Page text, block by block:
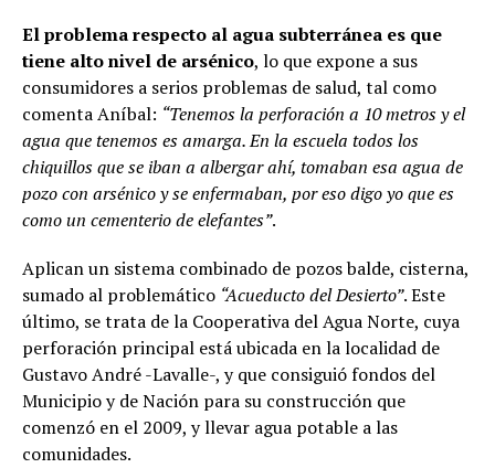
El problema respecto al agua subterránea es que
tiene alto nivel de arsénico, lo que expone a sus
consumidores a serios problemas de salud, tal como
comenta Aníbal: “Tenemos la perforación a 10 metros y el
agua que tenemos es amarga. En la escuela todos los
chiquillos que se iban a albergar ahí, tomaban esa agua de
pozo con arsénico y se enfermaban, por eso digo yo que es
como un cementerio de elefantes”.
Aplican un sistema combinado de pozos balde, cisterna,
sumado al problemático “Acueducto del Desierto”. Este
último, se trata de la Cooperativa del Agua Norte, cuya
perforación principal está ubicada en la localidad de
Gustavo André -Lavalle-, y que consiguió fondos del
Municipio y de Nación para su construcción que
comenzó en el 2009, y llevar agua potable a las
comunidades.